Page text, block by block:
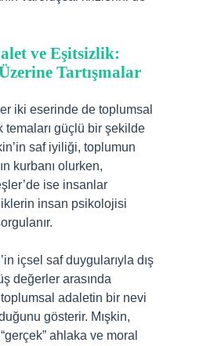
ve Eşitsizlik:
Tartışmalar
iki eserinde de toplumsal
temaları güçlü bir şekilde
saf iyiliği, toplumun
kurbanı olurken,
ise insanlar
insan psikolojisi
içsel saf duygularıyla dış
değerler arasında
toplumsal adaletin bir nevi
gösterir. Mışkin,
ahlaka ve moral